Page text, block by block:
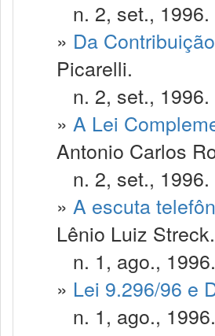
n. 2, set., 1996.
» Da
Picarelli.
n. 2, set., 1996.
» A Lei
Antonio Carlos
n. 2, set., 1996.
» A escuta
Lênio Luiz Streck.
n. 1, ago., 1996.
» Lei 9.296/96 e
n. 1, ago., 1996.